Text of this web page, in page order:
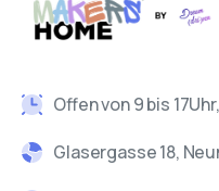
Offen von 9 bis
Glasergasse 18,